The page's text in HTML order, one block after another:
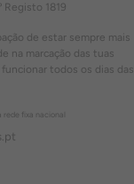
Registo 1819
de estar sempre mais
na marcação das tuas
todos os dias das
rede fixa nacional